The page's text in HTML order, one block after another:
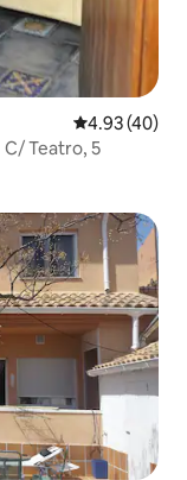
レビュー40
4.93 (40)
C/ Teatro, 5